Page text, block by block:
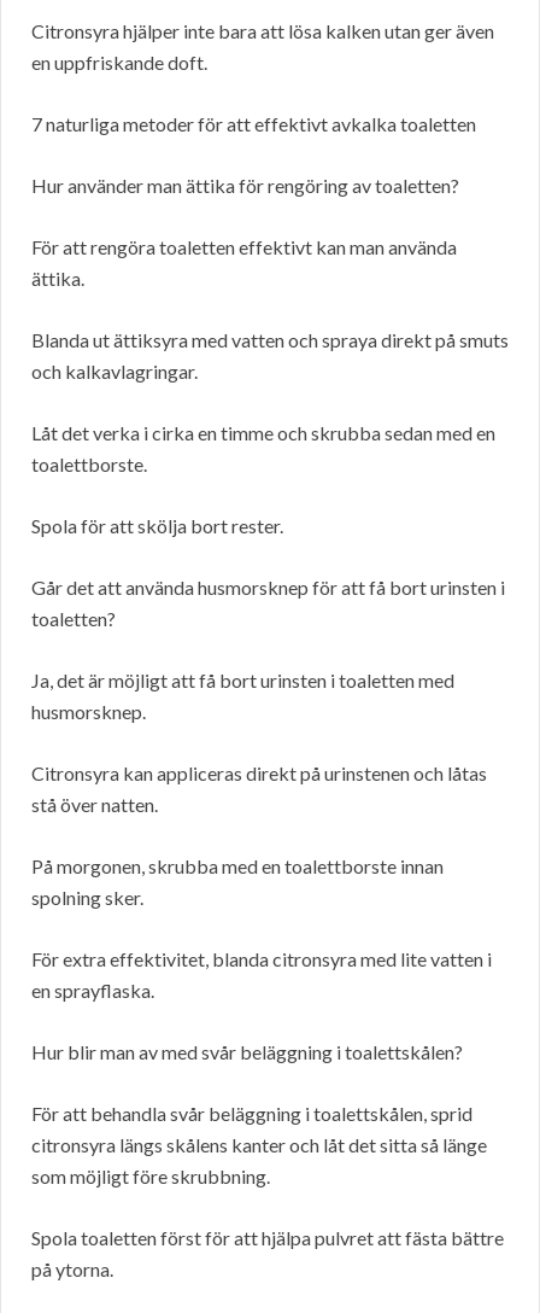
Citronsyra hjälper inte bara att lösa kalken utan ger även
en uppfriskande doft.
7 naturliga metoder för att effektivt avkalka toaletten
Hur använder man ättika för rengöring av toaletten?
För att rengöra toaletten effektivt kan man använda
ättika.
Blanda ut ättiksyra med vatten och spraya direkt på smuts
och kalkavlagringar.
Låt det verka i cirka en timme och skrubba sedan med en
toalettborste.
Spola för att skölja bort rester.
Går det att använda husmorsknep för att få bort urinsten i
toaletten?
Ja, det är möjligt att få bort urinsten i toaletten med
husmorsknep.
Citronsyra kan appliceras direkt på urinstenen och låtas
stå över natten.
På morgonen, skrubba med en toalettborste innan
spolning sker.
För extra effektivitet, blanda citronsyra med lite vatten i
en sprayflaska.
Hur blir man av med svår beläggning i toalettskålen?
För att behandla svår beläggning i toalettskålen, sprid
citronsyra längs skålens kanter och låt det sitta så länge
som möjligt före skrubbning.
Spola toaletten först för att hjälpa pulvret att fästa bättre
på ytorna.